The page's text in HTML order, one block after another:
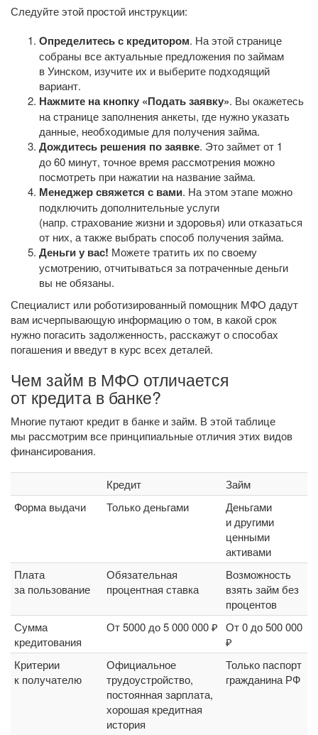
Следуйте этой простой инструкции:
Определитесь с кредитором. На этой странице
собраны все актуальные предложения по займам
в Уинском, изучите их и выберите подходящий
вариант.
Нажмите на кнопку «Подать заявку». Вы окажетесь
на странице заполнения анкеты, где нужно указать
данные, необходимые для получения займа.
Дождитесь решения по заявке. Это займет от 1
до 60 минут, точное время рассмотрения можно
посмотреть при нажатии на название займа.
Менеджер свяжется с вами. На этом этапе можно
подключить дополнительные услуги
(напр. страхование жизни и здоровья) или отказаться
от них, а также выбрать способ получения займа.
Деньги у вас! Можете тратить их по своему
усмотрению, отчитываться за потраченные деньги
вы не обязаны.
Специалист или роботизированный помощник МФО дадут
вам исчерпывающую информацию о том, в какой срок
нужно погасить задолженность, расскажут о способах
погашения и введут в курс всех деталей.
Чем займ в МФО отличается
от кредита в банке?
Многие путают кредит в банке и займ. В этой таблице
мы рассмотрим все принципиальные отличия этих видов
финансирования.
Кредит
Займ
Форма выдачи
Только деньгами
Деньгами
и другими
ценными
активами
Плата
за пользование
Обязательная
процентная ставка
Возможность
взять займ без
процентов
Сумма
кредитования
От 5000 до 5 000 000 ₽ От 0 до 500 000
₽
Критерии
к получателю
Официальное
трудоустройство,
постоянная зарплата,
хорошая кредитная
история
Только паспорт
гражданина РФ